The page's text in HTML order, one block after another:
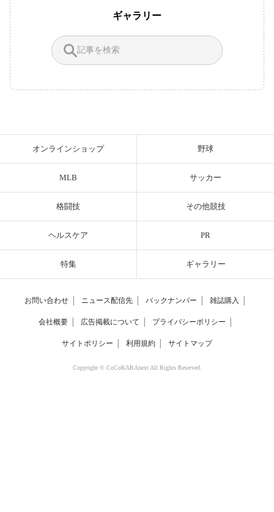
ギャラリー
オンラインショップ 野球
MLB サッカー
格闘技 その他競技
ヘルスケア PR
特集 ギャラリー
お問い合わせ ニュース配信先 バックナンバー 雑誌購入
会社概要 広告掲載について プライバシーポリシー
サイトポリシー 利用規約 サイトマップ
Copyright © CoCoKARAnext All Rights Reserved.